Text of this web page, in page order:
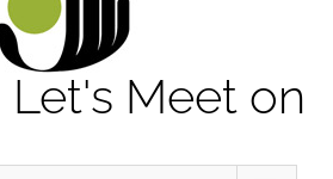
Let's Meet on